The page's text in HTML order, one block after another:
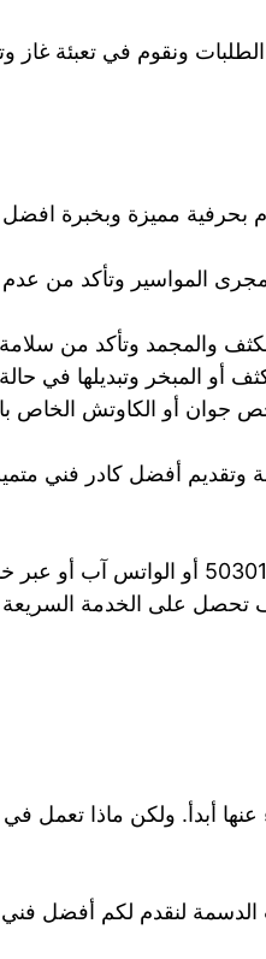
ونقوم في تعبئة غاز
بحرفية مميزة وبخبرة
مجرى المواسير وتأكد من
والمجمد وتأكد من
أو المبخر وتبديلها في
جوان أو الكاوتش الخاص
وتقديم أفضل كادر فني
عزيزي العميل يمكنك الآن التواصل معنا عبر الهاتف 50301080
تحصل على الخدمة
عنها أبدأ. ولكن ماذا
لنقدم لكم أفضل فني